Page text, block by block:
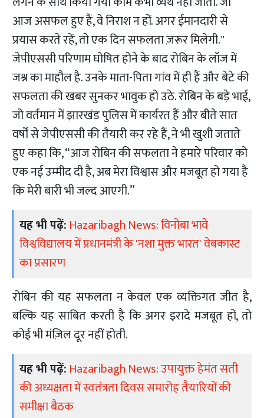
आज असफल हुए हैं, वे निराश न हों. अगर ईमानदारी से
प्रयास करते रहें, तो एक दिन सफलता ज़रूर मिलेगी."
जेपीएससी परिणाम घोषित होने के बाद रोबिन के लॉज में
जश्न का माहौल है. उनके माता-पिता गांव में ही हैं और बेटे की
सफलता की खबर सुनकर भावुक हो उठे. रोबिन के बड़े भाई,
जो वर्तमान में झारखंड पुलिस में कार्यरत हैं और बीते सात
वर्षों से जेपीएससी की तैयारी कर रहे हैं, ने भी खुशी जताते
हुए कहा कि, “आज रोबिन की सफलता ने हमारे परिवार को
एक नई उम्मीद दी है, अब मेरा विश्वास और मजबूत हो गया है
कि मेरी बारी भी जल्द आएगी.”
यह भी पढ़ें: Hazaribagh News: विनोबा भावे
विश्वविद्यालय में प्रधानमंत्री के 'नशा मुक्त भारत' वेबकास्ट
का प्रसारण
रोबिन की यह सफलता न केवल एक व्यक्तिगत जीत है,
बल्कि यह साबित करती है कि अगर इरादे मजबूत हों, तो
कोई भी मंज़िल दूर नहीं होती.
यह भी पढ़ें: Hazaribagh News: उपायुक्त हेमंत सती
की अध्यक्षता में स्वतंत्रता दिवस समारोह तैयारियों की
समीक्षा बैठक